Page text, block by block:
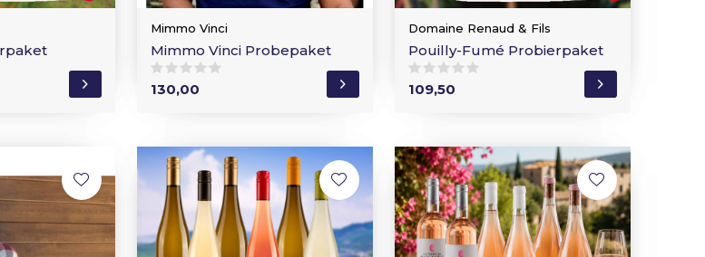
Mimmo Vinci
Mimmo Vinci Probepaket
130,00
Domaine Renaud & Fils
Pouilly-Fumé Probierpaket
109,50